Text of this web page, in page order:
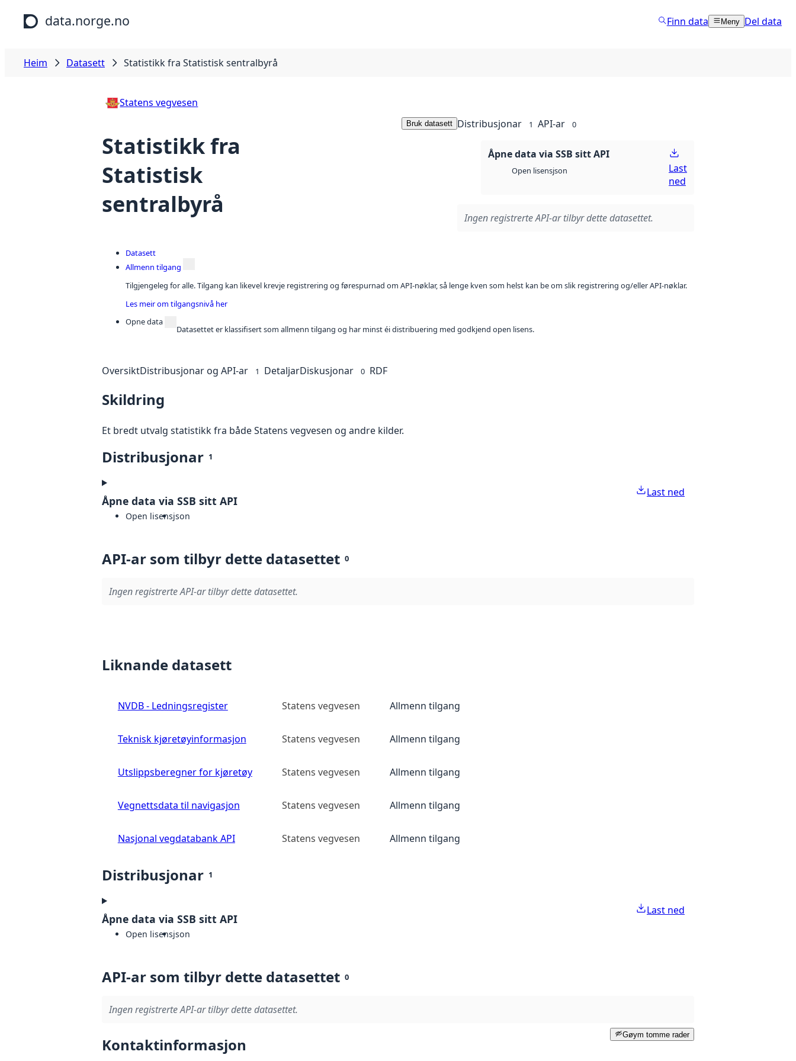
Hopp til hovudinnhald
data.norge.no Finn data Meny Del data
Heim Datasett Statistikk fra Statistisk sentralbyrå
Statens vegvesen
Statistikk fra
Statistisk
sentralbyrå
Bruk datasett Distribusjonar 1 API-ar 0
Åpne data via SSB sitt API
Open lisensjson
Last
ned
Ingen registrerte API-ar tilbyr dette datasettet.
Datasett
Allmenn tilgang
Tilgjengeleg for alle. Tilgang kan likevel krevje registrering og førespurnad om API-nøklar, så lenge kven som helst kan be om slik registrering og/eller API-nøklar.
Les meir om tilgangsnivå her
Opne data
Datasettet er klassifisert som allmenn tilgang og har minst éi distribuering med godkjend open lisens.
OversiktDistribusjonar og API-ar 1 DetaljarDiskusjonar 0 RDF
Skildring
Et bredt utvalg statistikk fra både Statens vegvesen og andre kilder.
Distribusjonar 1
Åpne data via SSB sitt API
Open lisensjson
Last ned
API-ar som tilbyr dette datasettet 0
Ingen registrerte API-ar tilbyr dette datasettet.
Liknande datasett
NVDB - Ledningsregister Statens vegvesen Allmenn tilgang
Teknisk kjøretøyinformasjon Statens vegvesen Allmenn tilgang
Utslippsberegner for kjøretøy Statens vegvesen Allmenn tilgang
Vegnettsdata til navigasjon Statens vegvesen Allmenn tilgang
Nasjonal vegdatabank API Statens vegvesen Allmenn tilgang
Distribusjonar 1
Åpne data via SSB sitt API
Open lisensjson
Last ned
API-ar som tilbyr dette datasettet 0
Ingen registrerte API-ar tilbyr dette datasettet.
Gøym tomme rader
Kontaktinformasjon